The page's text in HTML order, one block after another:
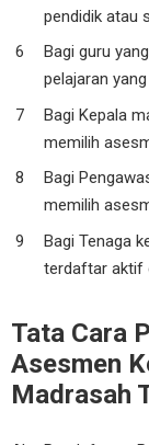
pendidik atau
Bagi guru
pelajaran
Bagi Kepala
memilih
Bagi
memilih
Bagi Tenaga
terdaftar aktif
Tata Cara
Asesmen
Madrasah